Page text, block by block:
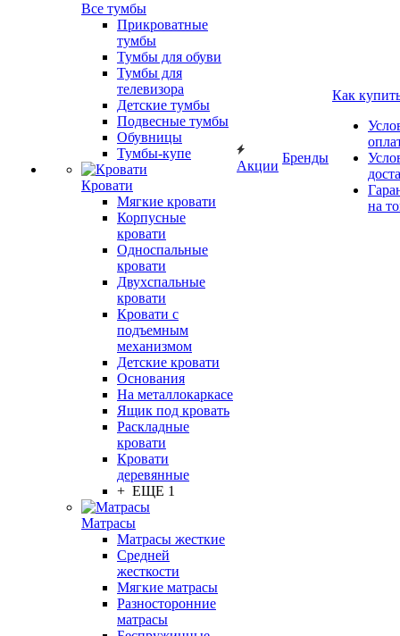
Все тумбы
Прикроватные
тумбы
Тумбы для обуви
Тумбы для
телевизора
Детские тумбы
Подвесные тумбы
Обувницы
Тумбы-купе
Кровати
Мягкие кровати
Корпусные
кровати
Односпальные
кровати
Двухспальные
кровати
Кровати с
подъемным
механизмом
Детские кровати
Основания
На металлокаркасе
Ящик под кровать
Раскладные
кровати
Кровати
деревянные
+ ЕЩЕ 1
Матрасы
Матрасы жесткие
Средней
жесткости
Мягкие матрасы
Разносторонние
матрасы
Акции
Бренды
Как
на